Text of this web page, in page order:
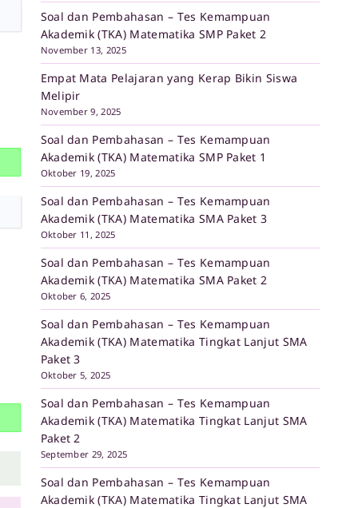
Soal dan Pembahasan – Tes Kemampuan
Akademik (TKA) Matematika SMP Paket 2
November 13, 2025
Empat Mata Pelajaran yang Kerap Bikin Siswa
Melipir
November 9, 2025
Soal dan Pembahasan – Tes Kemampuan
Akademik (TKA) Matematika SMP Paket 1
Oktober 19, 2025
Soal dan Pembahasan – Tes Kemampuan
Akademik (TKA) Matematika SMA Paket 3
Oktober 11, 2025
Soal dan Pembahasan – Tes Kemampuan
Akademik (TKA) Matematika SMA Paket 2
Oktober 6, 2025
Soal dan Pembahasan – Tes Kemampuan
Akademik (TKA) Matematika Tingkat Lanjut SMA
Paket 3
Oktober 5, 2025
Soal dan Pembahasan – Tes Kemampuan
Akademik (TKA) Matematika Tingkat Lanjut SMA
Paket 2
September 29, 2025
Soal dan Pembahasan – Tes Kemampuan
Akademik (TKA) Matematika Tingkat Lanjut SMA